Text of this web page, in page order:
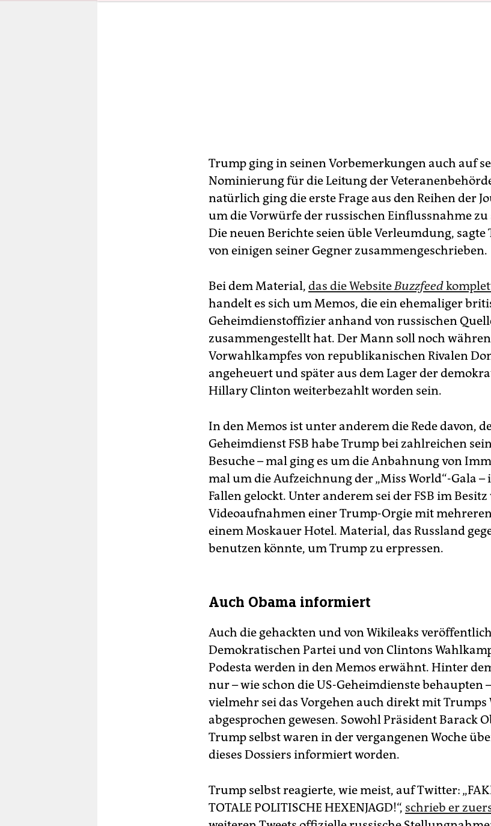
Trump ging in seinen Vorbemerkungen auch auf
Nominierung für die Leitung der
natürlich ging die erste Frage aus den Reihen der
um die Vorwürfe der russischen Einflussnahme zu
Die neuen Berichte seien üble Verleumdung,
von einigen seiner Gegner zusammengeschrieben.
Bei dem Material, das die WebsiteBuzzfeed
handelt es sich um Memos, die ein ehemaliger
Geheimdienstoffizier anhand von russischen
zusammengestellt hat. Der Mann soll noch
Vorwahlkampfes von republikanischen Rivalen
angeheuert und später aus dem Lager der
Hillary Clinton weiterbezahlt worden sein.
In den Memos ist unter anderem die Rede davon,
Geheimdienst FSB habe Trump bei zahlreichen
Besuche – mal ging es um die Anbahnung von
mal um die Aufzeichnung der „Miss World“-Gala –
Fallen gelockt. Unter anderem sei der FSB im Besitz
Videoaufnahmen einer Trump-Orgie mit
einem Moskauer Hotel. Material, das Russland
benutzen könnte, um Trump zu erpressen.
Auch Obama informiert
Auch die gehackten und von Wikileaks
Demokratischen Partei und von Clintons
Podesta werden in den Memos erwähnt. Hinter
nur – wie schon die US-Geheimdienste behaupten
vielmehr sei das Vorgehen auch direkt mit
abgesprochen gewesen. Sowohl Präsident Barack
Trump selbst waren in der vergangenen Woche
dieses Dossiers informiert worden.
Trump selbst reagierte, wie meist, auf Twitter:
TOTALE POLITISCHE HEXENJAGD!“, schrieb er